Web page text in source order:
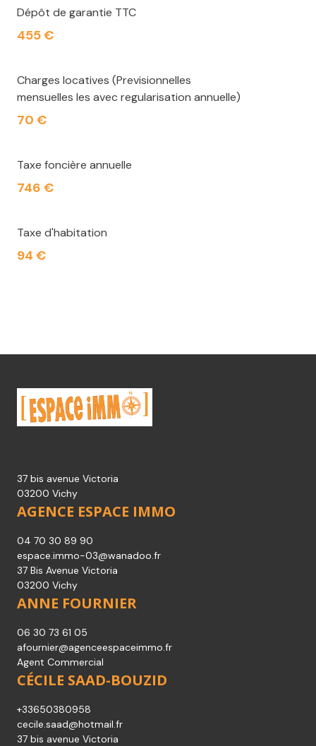
Dépôt de garantie TTC
455 €
Charges locatives (Previsionnelles
mensuelles les avec regularisation annuelle)
70 €
Taxe foncière annuelle
746 €
Taxe d'habitation
94 €
37 bis avenue Victoria
03200 Vichy
AGENCE ESPACE IMMO
04 70 30 89 90
espace.immo-03@wanadoo.fr
37 Bis Avenue Victoria
03200 Vichy
ANNE FOURNIER
06 30 73 61 05
afournier@agenceespaceimmo.fr
Agent Commercial
CÉCILE SAAD-BOUZID
+33650380958
cecile.saad@hotmail.fr
37 bis avenue Victoria